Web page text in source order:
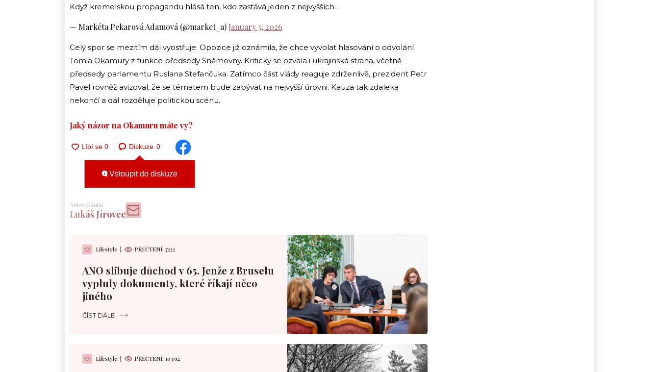
Když kremelskou propagandu hlásá ten, kdo zastává jeden z nejvyšších…
— Markéta Pekarová Adamová (@market_a) January 3, 2026
Celý spor se mezitím dál vyostřuje. Opozice již oznámila, že chce vyvolat hlasování o odvolání
Tomia Okamury z funkce předsedy Sněmovny. Kriticky se ozvala i ukrajinská strana, včetně
předsedy parlamentu Ruslana Stefančuka. Zatímco část vlády reaguje zdrženlivě, prezident Petr
Pavel rovněž avizoval, že se tématem bude zabývat na nejvyšší úrovni. Kauza tak zdaleka
nekončí a dál rozděluje politickou scénu.
Jaký názor na Okamuru máte vy?
Diskuze 0
Vstoupit do diskuze
Autor článku
Lukáš Jírovec
Lifestyle PŘEČTENÍ: 7222
ANO slibuje důchod v 65. Jenže z Bruselu
vypluly dokumenty, které říkají něco
jiného
ČÍST DÁLE
Lifestyle PŘEČTENÍ: 10402